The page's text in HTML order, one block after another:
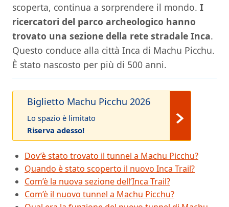
scoperta, continua a sorprendere il mondo. I
ricercatori del parco archeologico hanno
trovato una sezione della rete stradale Inca.
Questo conduce alla città Inca di Machu Picchu.
È stato nascosto per più di 500 anni.
Biglietto Machu Picchu 2026
Lo spazio è limitato
Riserva adesso!
Dov’è stato trovato il tunnel a Machu Picchu?
Quando è stato scoperto il nuovo Inca Trail?
Com’è la nuova sezione dell’Inca Trail?
Com’è il nuovo tunnel a Machu Picchu?